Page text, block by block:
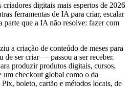
digitais mais espertos de 2026
ferramentas de IA para criar, escalar
parte que a IA não resolve: fazer com
a criação de conteúdo de meses para
de ser criar — passou a ser receber.
produzir produtos digitais, cursos,
um checkout global como o da
boleto, cartão e métodos locais, de